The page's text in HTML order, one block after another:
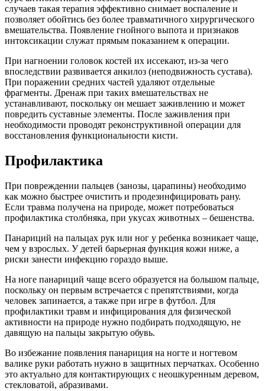
случаев такая терапия эффективно снимает воспаление и
позволяет обойтись без более травматичного хирургического
вмешательства. Появление гнойного выпота и признаков
интоксикации служат прямым показанием к операции.
При нагноении головок костей их иссекают, из-за чего
впоследствии развивается анкилоз (неподвижность сустава).
При поражении средних частей удаляют отдельные
фрагменты. Дренаж при таких вмешательствах не
устанавливают, поскольку он мешает заживлению и может
повредить суставные элементы. После заживления при
необходимости проводят реконструктивной операции для
восстановления функциональности кисти.
Профилактика
При повреждении пальцев (занозы, царапины) необходимо
как можно быстрее очистить и продезинфицировать рану.
Если травма получена на природе, может потребоваться
профилактика столбняка, при укусах животных – бешенства.
Панариций на пальцах рук или ног у ребенка возникает чаще,
чем у взрослых. У детей барьерная функция кожи ниже, а
риски занести инфекцию гораздо выше.
На ноге панариций чаще всего образуется на большом пальце,
поскольку он первым встречается с препятствиями, когда
человек запинается, а также при игре в футбол. Для
профилактики травм и инфицирования для физической
активности на природе нужно подбирать подходящую, не
давящую на пальцы закрытую обувь.
Во избежание появления панариция на ногте и ногтевом
валике руки работать нужно в защитных перчатках. Особенно
это актуально для контактирующих с неошкуренным деревом,
стекловатой, абразивами.